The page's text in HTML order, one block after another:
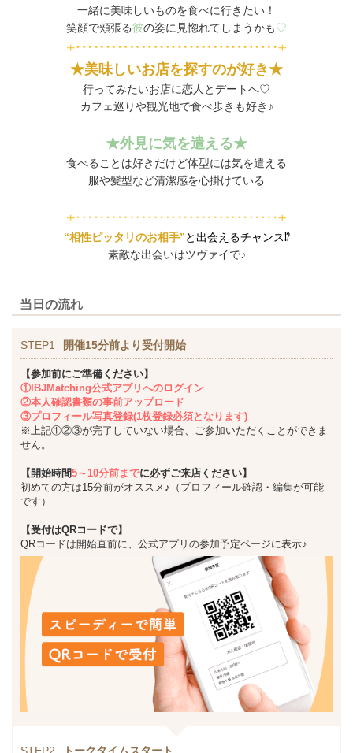
一緒に美味しいものを食べに行きたい！
笑顔で頬張る彼の姿に見惚れてしまうかも♡
★美味しいお店を探すのが好き★
行ってみたいお店に恋人とデートへ♡
カフェ巡りや観光地で食べ歩きも好き♪
★外見に気を遣える★
食べることは好きだけど体型には気を遣える
服や髪型など清潔感を心掛けている
“相性ピッタリのお相手”と出会えるチャンス⁉
素敵な出会いはツヴァイで♪
当日の流れ
STEP1 開催15分前より受付開始
【参加前にご準備ください】
①IBJMatching公式アプリへのログイン
②本人確認書類の事前アップロード
③プロフィール写真登録(1枚登録必須となります)
※上記①②③が完了していない場合、ご参加いただくことができま
せん。
【開始時間5～10分前までに必ずご来店ください】
初めての方は15分前がオススメ♪（プロフィール確認・編集が可能
です）
【受付はQRコードで】
QRコードは開始直前に、公式アプリの参加予定ページに表示♪
STEP2 トークタイムスタート